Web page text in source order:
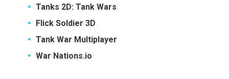
Tanks 2D: Tank Wars
Flick Soldier 3D
Tank War Multiplayer
War Nations.io